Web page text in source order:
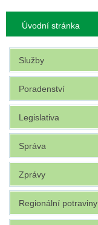
Úvodní stránka
Služby
Poradenství
Legislativa
Správa
Zprávy
Regionální potraviny